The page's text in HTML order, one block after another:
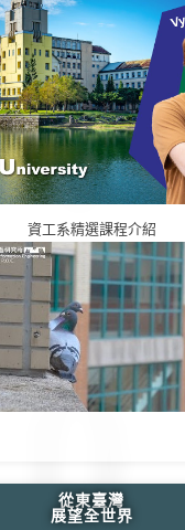
資工系精選課程介紹
從東臺灣
展望全世界